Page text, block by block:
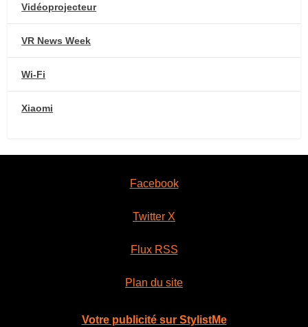
Vidéoprojecteur
VR News Week
Wi-Fi
Xiaomi
Facebook
Twitter X
Flux RSS
Plan du site
Votre publicité sur StylistMe